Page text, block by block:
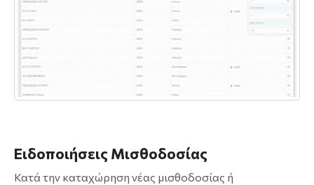
Ειδοποιήσεις Μισθοδοσίας
Κατά την καταχώρηση νέας μισθοδοσίας ή